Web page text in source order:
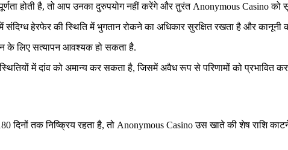
होती है, तो आप उनका दुरुपयोग नहीं करेंगे और तुरंत Anonymous Casino को
हेरफेर की स्थिति में भुगतान रोकने का अधिकार सुरक्षित रखता है और कानूनी
के लिए सत्यापन आवश्यक हो सकता है.
में दांव को अमान्य कर सकता है, जिसमें अवैध रूप से परिणामों को प्रभावित
दिनों तक निष्क्रिय रहता है, तो Anonymous Casino उस खाते की शेष राशि